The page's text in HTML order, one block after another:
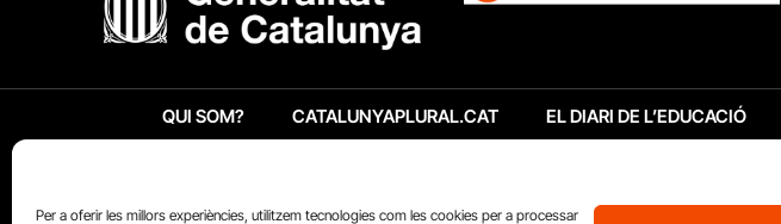
Per a oferir les millors experiències, utilitzem tecnologies com les cookies per a processar
QUI SOM? CATALUNYAPLURAL.CAT EL DIARI DE L’EDUCACIÓ